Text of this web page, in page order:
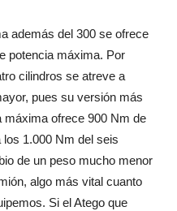
además del 300 se ofrece
potencia máxima. Por
cilindros se atreve a
pues su versión más
máxima ofrece 900 Nm de
1.000 Nm del seis
de un peso mucho menor
algo más vital cuanto
Si el Atego que